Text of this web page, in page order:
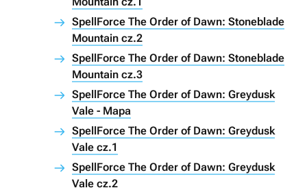
SpellForce The Order of Dawn: Stoneblade
Mountain cz.2
SpellForce The Order of Dawn: Stoneblade
Mountain cz.3
SpellForce The Order of Dawn: Greydusk
Vale - Mapa
SpellForce The Order of Dawn: Greydusk
Vale cz.1
SpellForce The Order of Dawn: Greydusk
Vale cz.2